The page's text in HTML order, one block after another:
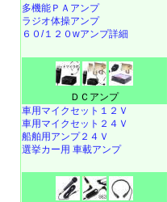
多機能ＰＡアンプ
ラジオ体操アンプ
６０/１２０wアンプ詳細
ＤＣアンプ
車用マイクセット１２Ｖ
車用マイクセット２４Ｖ
船舶用アンプ２４Ｖ
選挙カー用 車載アンプ